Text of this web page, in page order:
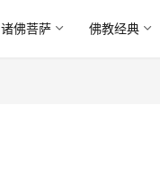
诸佛菩萨 佛教经典